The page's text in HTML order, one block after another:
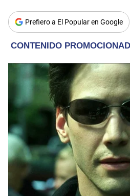
Prefiero a El Popular en Google